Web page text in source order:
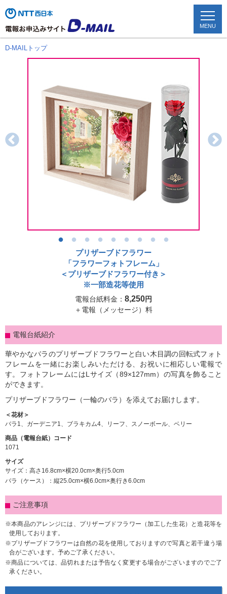
MENU
かんたん申込み
お祝い電報
お悔やみ電報
シーンから選ぶ
電報コラム
ご利用ガイド
D-MAILトップ
プリザーブドフラワー
「フラワーフォトフレーム」
＜プリザーブドフラワー付き＞
※一部造花等使用
電報台紙料金： 8,250 円
＋電報（メッセージ）料
電報台紙紹介
華やかなバラのプリザーブドフラワーと白い木目調の回転式フォト
フレームを一緒にお楽しみいただける、お祝いに相応しい電報で
す。フォトフレームにはLサイズ（89×127mm）の写真を飾ること
ができます。
プリザーブドフラワー（一輪のバラ）を添えてお届けします。
＜花材＞
バラ1、ガーデニア1、ブラキカム4、リーフ、スノーボール、ベリー
商品（電報台紙）コード
1071
サイズ
サイズ：高さ16.8cm×横20.0cm×奥行5.0cm
バラ（ケース）：縦25.0cm×横6.0cm×奥行き6.0cm
ご注意事項
本商品のアレンジには、プリザーブドフラワー（加工した生花）と造花等を
使用しております。
プリザーブドフラワーは自然の花を使用しておりますので写真と若干違う場
合がございます。予めご了承ください。
商品については、品切れまたは予告なく変更する場合がございますのでご了
承ください。